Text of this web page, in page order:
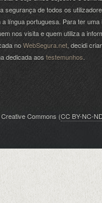
segurança de todos os
a língua portuguesa. Para ter uma
nos visita e quem utiliza a
noWebSegura.net , decidi
dedicada aos testemunhos
Commons (CC BY-NC-